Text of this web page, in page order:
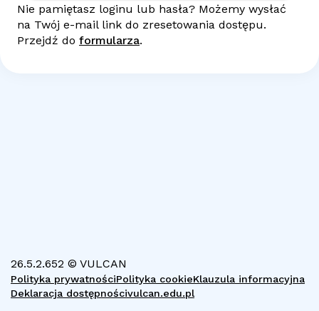
Nie pamiętasz loginu lub hasła? Możemy wysłać
na Twój e-maillink do zresetowania dostępu.
Przejdź do formularza.
26.5.2.652 © VULCAN
Polityka prywatnościPolityka cookieKlauzula informacyjna
Deklaracja dostępnościvulcan.edu.pl